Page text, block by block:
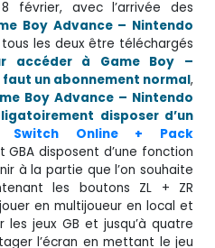
février, avec l’arrivée des
Boy Advance – Nintendo
les deux être téléchargés
accéder à Game Boy –
faut un abonnement normal,
Boy Advance – Nintendo
disposer d’un
Switch Online + Pack
GBA disposent d’une fonction
à la partie que l’on souhaite
les boutons ZL + ZR
en multijoueur en local et
les jeux GB et jusqu’à quatre
l’écran en mettant le jeu